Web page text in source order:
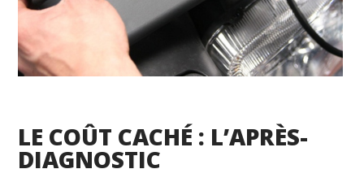
LE COÛT CACHÉ : L’APRÈS-
DIAGNOSTIC